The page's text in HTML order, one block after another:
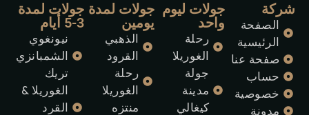
شركة
الصفحة
الرئيسية
صفحة عنا
حساب
خصوصية
مدونة
جولات ليوم
واحد
رحلة
الغوريلا
جولة
مدينة
كيغالي
جولات لمدة
يومين
الذهبي
القرود
رحلة
الغوريلا
منتزه
جولات لمدة
3-5 أيام
نيونغوي
الشمبانزي
تريك
الغوريلا &
القرد